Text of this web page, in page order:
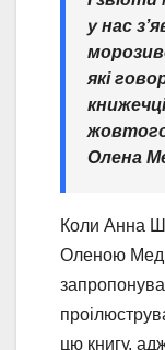
у нас
які
Олена
Коли Анна
Оленою
цю книгу,